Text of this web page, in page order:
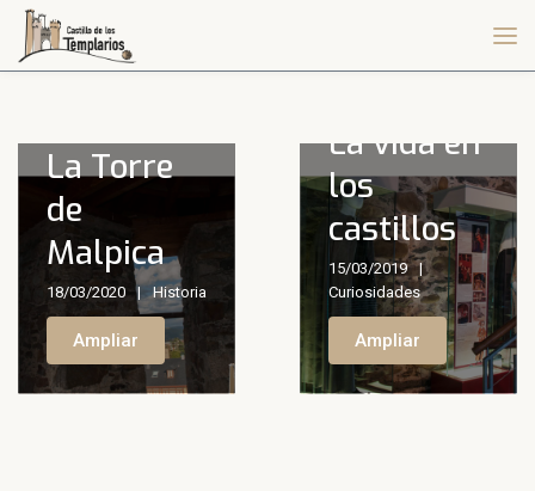
La Torre
de
Malpica
18/03/2020 Historia
Ampliar
La vida en
los
castillos
15/03/2019
Curiosidades
Ampliar